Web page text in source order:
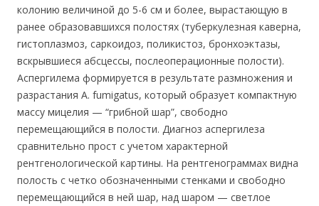
колонию величиной до 5-6 см и более, вырастающую в
ранее образовавшихся полостях (туберкулезная каверна,
гистоплазмоз, саркоидоз, поликистоз, бронхоэктазы,
вскрывшиеся абсцессы, послеоперационные полости).
Аспергилема формируется в результате размножения и
разрастания A. fumigatus, который образует компактную
массу мицелия — “грибной шар”, свободно
перемещающийся в полости. Диагноз аспергилеза
сравнительно прост с учетом характерной
рентгенологической картины. На рентгенограммах видна
полость с четко обозначенными стенками и свободно
перемещающийся в ней шар, над шаром — светлое